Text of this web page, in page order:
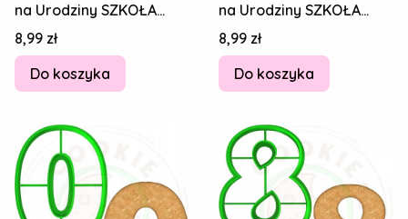
na Urodziny SZKOŁA
STUDIA NAUKA Cyfra
Numer Liczba 2 8cm
Cena
8,99 zł
Do koszyka
na Urodziny SZKOŁA
STUDIA NAUKA Cyfra
Numer Liczba 1 8cm
Cena
8,99 zł
Do koszyka